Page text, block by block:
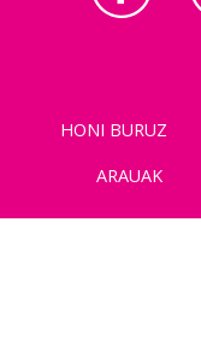
HONI BURUZ
ARAUAK